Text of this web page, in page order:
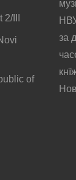
III
of
за